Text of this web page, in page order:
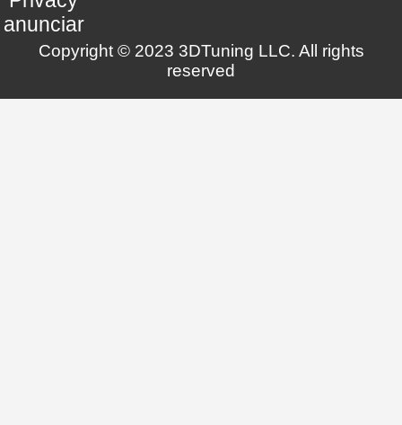
anunciar
Copyright © 2023 3DTuning LLC. All rights
reserved